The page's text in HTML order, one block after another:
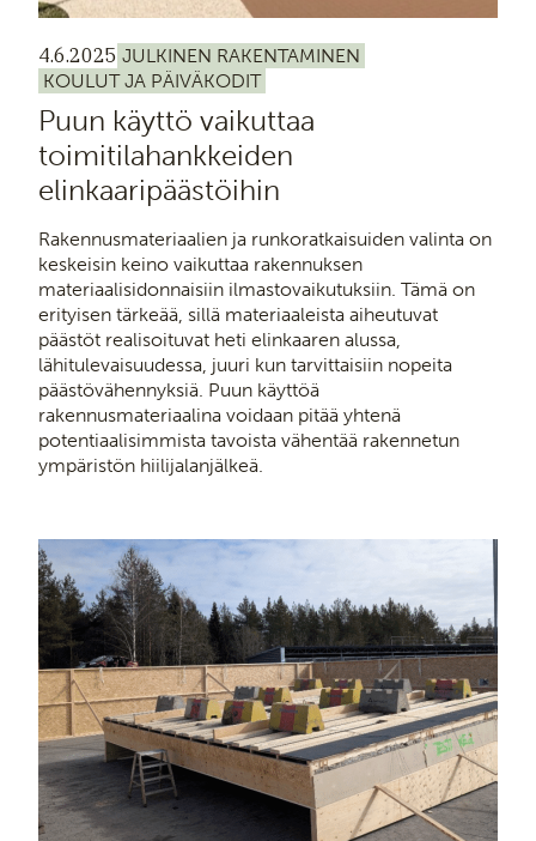
4.6.2025 JULKINEN RAKENTAMINEN
KOULUT JA PÄIVÄKODIT
Puun käyttö vaikuttaa
toimitilahankkeiden
elinkaaripäästöihin
Rakennusmateriaalien ja runkoratkaisuiden valinta on
keskeisin keino vaikuttaa rakennuksen
materiaalisidonnaisiin ilmastovaikutuksiin. Tämä on
erityisen tärkeää, sillä materiaaleista aiheutuvat
päästöt realisoituvat heti elinkaaren alussa,
lähitulevaisuudessa, juuri kun tarvittaisiin nopeita
päästövähennyksiä. Puun käyttöä
rakennusmateriaalina voidaan pitää yhtenä
potentiaalisimmista tavoista vähentää rakennetun
ympäristön hiilijalanjälkeä.